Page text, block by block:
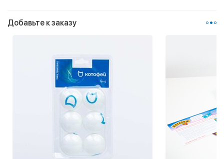
Добавьте к заказу